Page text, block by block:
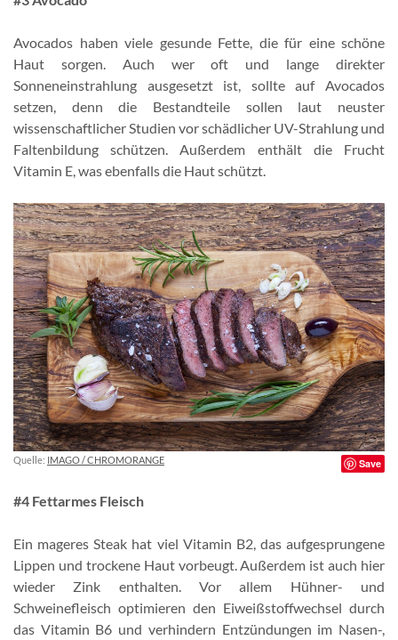
Avocados haben viele gesunde Fette, die für eine schöne
Haut sorgen. Auch wer oft und lange direkter
Sonneneinstrahlung ausgesetzt ist, sollte auf Avocados
setzen, denn die Bestandteile sollen laut neuster
wissenschaftlicher Studien vor schädlicher UV-Strahlung und
Faltenbildung schützen. Außerdem enthält die Frucht
Vitamin E, was ebenfalls die Haut schützt.
Quelle: IMAGO / CHROMORANGE Save
#4 Fettarmes Fleisch
Ein mageres Steak hat viel Vitamin B2, das aufgesprungene
Lippen und trockene Haut vorbeugt. Außerdem ist auch hier
wieder Zink enthalten. Vor allem Hühner- und
Schweinefleisch optimieren den Eiweißstoffwechsel durch
das Vitamin B6 und verhindern Entzündungen im Nasen-,